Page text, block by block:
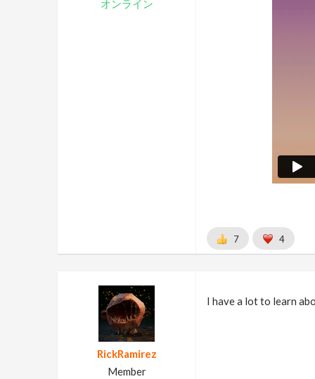
オンライン
7 4
RickRamirez
Member
I have a lot to learn